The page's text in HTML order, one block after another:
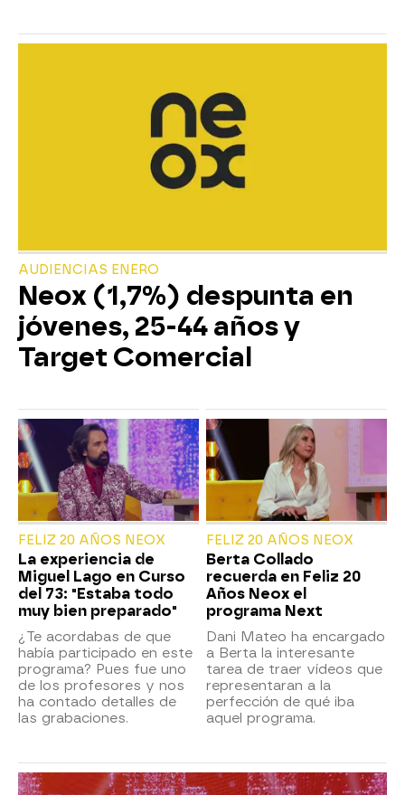
AUDIENCIAS ENERO
Neox (1,7%) despunta en
jóvenes, 25-44 años y
Target Comercial
FELIZ 20 AÑOS NEOX
La experiencia de
Miguel Lago en Curso
del 73: "Estaba todo
muy bien preparado"
¿Te acordabas de que
había participado en este
programa? Pues fue uno
de los profesores y nos
ha contado detalles de
las grabaciones.
FELIZ 20 AÑOS NEOX
Berta Collado
recuerda en Feliz 20
Años Neox el
programa Next
Dani Mateo ha encargado
a Berta la interesante
tarea de traer vídeos que
representaran a la
perfección de qué iba
aquel programa.